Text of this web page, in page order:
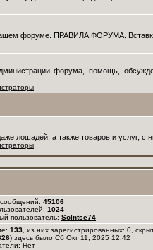
форуме. ПРАВИЛА ФОРУМА.
форума, помощь,
лошадей, а также товаров и услуг, с
45106
1024
пользователь: Solntse74
133 , из них зарегистрированных: 0,
) здесь было Сб Окт 11, 2025 12:42
Нет